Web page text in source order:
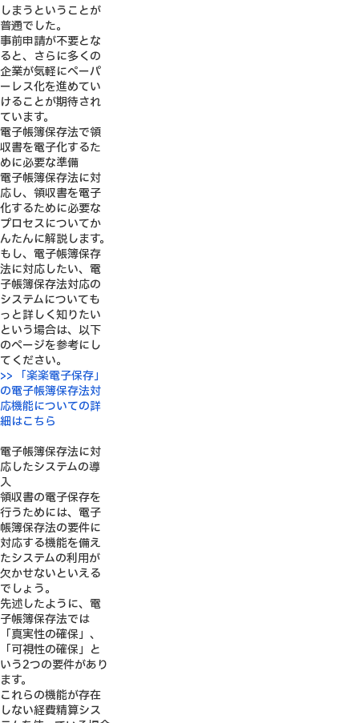
しまうということが
普通でした。
事前申請が不要とな
ると、さらに多くの
企業が気軽にペーパ
ーレス化を進めてい
けることが期待され
ています。
電子帳簿保存法で領
収書を電子化するた
めに必要な準備
電子帳簿保存法に対
応し、領収書を電子
化するために必要な
プロセスについてか
んたんに解説します。
もし、電子帳簿保存
法に対応したい、電
子帳簿保存法対応の
システムについても
っと詳しく知りたい
という場合は、以下
のページを参考にし
てください。
>> 「楽楽電子保存」
の電子帳簿保存法対
応機能についての詳
細はこちら
電子帳簿保存法に対
応したシステムの導
入
領収書の電子保存を
行うためには、電子
帳簿保存法の要件に
対応する機能を備え
たシステムの利用が
欠かせないといえる
でしょう。
先述したように、電
子帳簿保存法では
「真実性の確保」、
「可視性の確保」と
いう2つの要件があり
ます。
これらの機能が存在
しない経費精算シス